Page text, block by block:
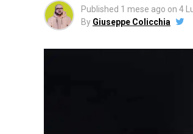
Published 1 mese ago on 4
By Giuseppe Colicchia